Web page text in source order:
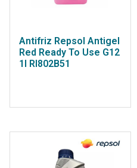
Antifriz Repsol Antigel
Red Ready To Use G12
1l RI802B51